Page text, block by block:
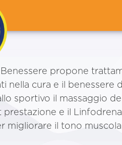
Benessere propone
nella cura e il benessere
sportivo il massaggio
prestazione e il
migliorare il tono